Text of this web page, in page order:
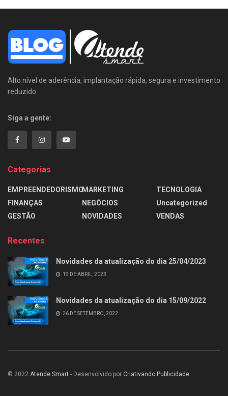
Alto nível de aderência, implantação rápida, segura e investimento
reduzido.
Siga a gente:
Categorias
EMPREENDEDORISMO
FINANÇAS
GESTÃO
MARKETING
NEGÓCIOS
NOVIDADES
TECNOLOGIA
Uncategorized
VENDAS
Recentes
Novidades da atualização do dia 25/04/2023
19 DE ABRIL, 2023
Novidades da atualização do dia 15/09/2022
26 DE SETEMBRO, 2022
© 2022 Atende Smart - Desenvolvido por Criativando Publicidade.